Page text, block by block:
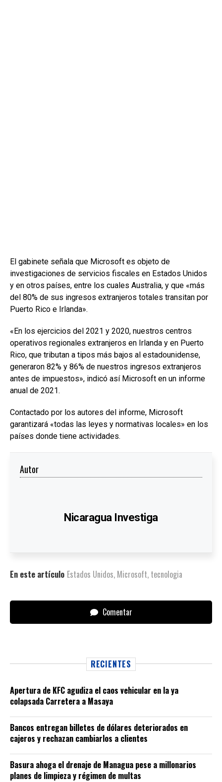
El gabinete señala que Microsoft es objeto de
investigaciones de servicios fiscales en Estados Unidos
y en otros países, entre los cuales Australia, y que «más
del 80% de sus ingresos extranjeros totales transitan por
Puerto Rico e Irlanda».
«En los ejercicios del 2021 y 2020, nuestros centros
operativos regionales extranjeros en Irlanda y en Puerto
Rico, que tributan a tipos más bajos al estadounidense,
generaron 82% y 86% de nuestros ingresos extranjeros
antes de impuestos», indicó así Microsoft en un informe
anual de 2021.
Contactado por los autores del informe, Microsoft
garantizará «todas las leyes y normativas locales» en los
países donde tiene actividades.
Autor
Nicaragua Investiga
En este artículo Estados Unidos, Microsoft, tecnologia
Comentar
RECIENTES
Apertura de KFC agudiza el caos vehicular en la ya
colapsada Carretera a Masaya
Bancos entregan billetes de dólares deteriorados en
cajeros y rechazan cambiarlos a clientes
Basura ahoga el drenaje de Managua pese a millonarios
planes de limpieza y régimen de multas